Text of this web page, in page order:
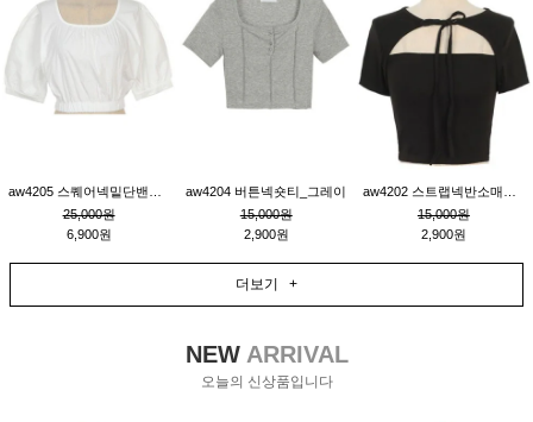
25,000원
6,900원
aw4204 버튼넥숏티_그레이
15,000원
2,900원
15,000원
2,900원
더보기 +
NEWARRIVAL
오늘의 신상품입니다